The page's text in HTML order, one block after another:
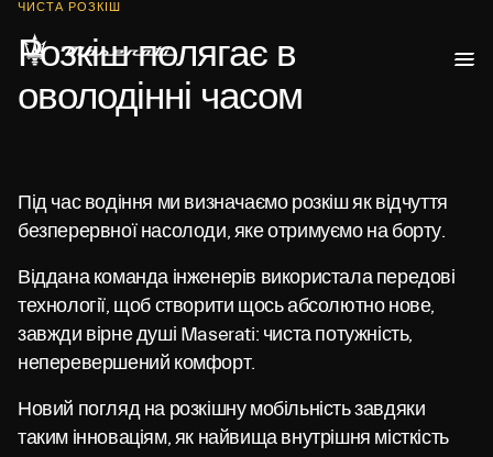
ЧИСТА РОЗКІШ
Розкіш полягає в
оволодінні часом
Під час водіння ми визначаємо розкіш як відчуття
безперервної насолоди, яке отримуємо на борту.
Віддана команда інженерів використала передові
технології, щоб створити щось абсолютно нове,
завжди вірне душі Maserati: чиста потужність,
неперевершений комфорт.
Новий погляд на розкішну мобільність завдяки
таким інноваціям, як найвища внутрішня місткість